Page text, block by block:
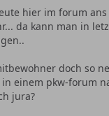
beste seines
kein "höheres
ein wenig
Streikform mir
man sein
kann.
hier im forum
da kann man in
doch so
einem pkw-forum
jura?